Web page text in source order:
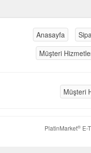
Anasayfa
Müşteri
Müşteri
PlatinMarket®E-